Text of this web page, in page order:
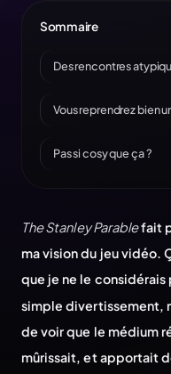
Sommaire
Des rencontres
Vous reprendrez bien
Pas si cosy que ça ?
The Stanley Parablefait
ma vision du jeu vidéo.
que je ne le
simple divertissement,
de voir que le médium
mûrissait, et apportait